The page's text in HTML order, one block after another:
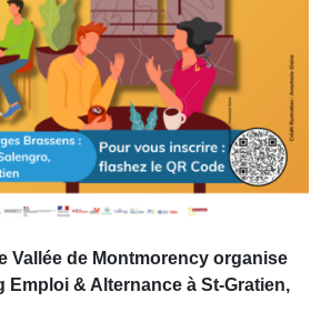
Vallée de Montmorency organise
Emploi & Alternance à St-Gratien,